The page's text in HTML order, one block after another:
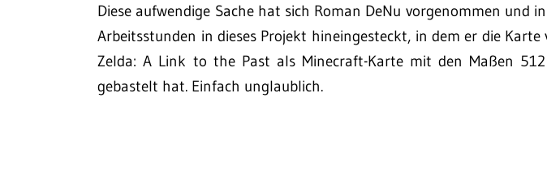
Diese aufwendige Sache hat sich Roman DeNu vorgenommen und
Arbeitsstunden in dieses Projekt hineingesteckt, in dem er die Karte
Zelda: A Link to the Past als Minecraft-Karte mit den Maßen
gebastelt hat. Einfach unglaublich.